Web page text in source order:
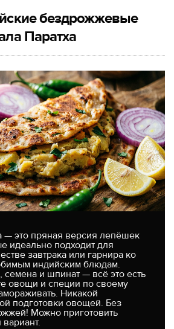
бездрожжевые
Паратха
— это пряная версия лепёшек
идеально подходит для
завтрака или гарнира ко
индийским блюдам.
и шпинат — всё это есть
овощи и специи по своему
Никакой
подготовки овощей. Без
Можно приготовить